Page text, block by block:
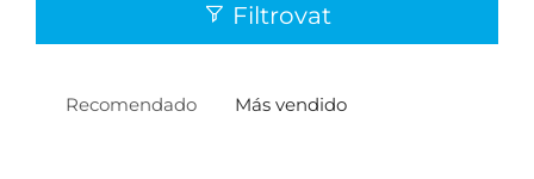
Filtrovat
Recomendado Más vendido